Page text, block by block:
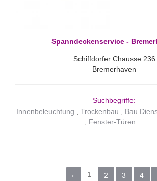
Spanndeckenservice -
Schiffdorfer Chausse 236
Bremerhaven
Suchbegriffe:
Innenbeleuchtung
Trockenbau Bau
Fenster-Türen
‹ 1 2 3 4